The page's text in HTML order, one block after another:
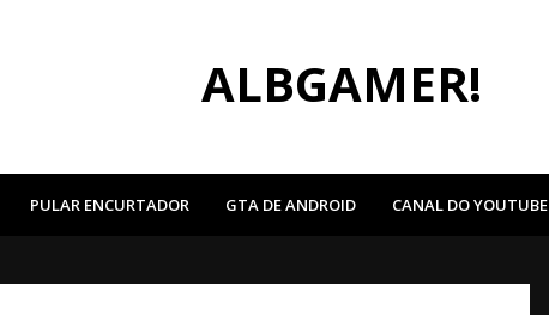
ALBGAMER!
PULAR ENCURTADOR GTA DE ANDROID CANAL DO YOUTUBE